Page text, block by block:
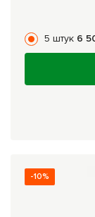
5 штук 6
-10%